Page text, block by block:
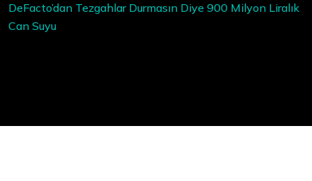
DeFacto’dan Tezgahlar Durmasın Diye 900 Milyon Liralık
Can Suyu